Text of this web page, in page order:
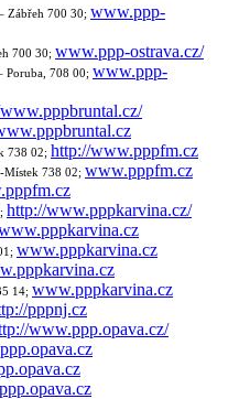
Zábřeh 700 30; www.ppp-
700 30; www.ppp-ostrava.cz/
Poruba, 708 00; www.ppp-
738 02; http://www.pppfm.cz
Místek 738 02; www.pppfm.cz
http://www.pppkarvina.cz/
www.pppkarvina.cz
14; www.pppkarvina.cz
pppnj.cz
www.ppp.opava.cz/